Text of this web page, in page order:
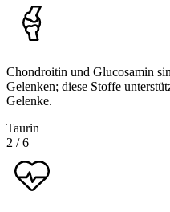
Chondroitin und Glucosamin
Gelenken; diese Stoffe
Gelenke.
Taurin
2 /6